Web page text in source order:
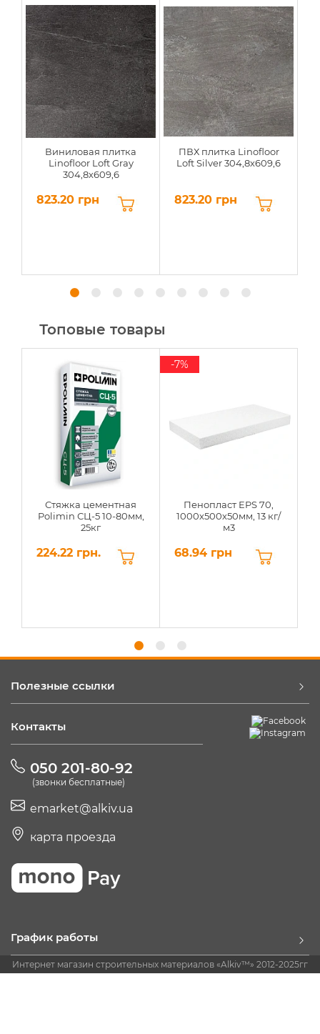
Виниловая плитка
Linofloor Loft Gray
304,8х609,6
823.20 грн
ПВХ плитка Linofloor
Loft Silver 304,8х609,6
823.20 грн
Топовые товары
Стяжка цементная
Polimin СЦ-5 10-80мм,
25кг
224.22 грн.
Пенопласт EPS 70,
1000х500х50мм, 13 кг/
м3
68.94 грн
-7%
Полезные ссылки
Контакты
050 201-80-92
(звонки бесплатные)
emarket@alkiv.ua
карта проезда
График работы
Интернет магазин строительных материалов «Alkiv™» 2012-2025гг